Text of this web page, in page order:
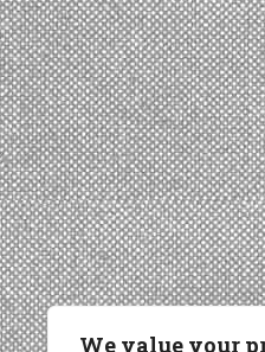
We value your